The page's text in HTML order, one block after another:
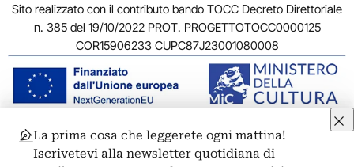
Sito realizzato con il contributo bando TOCC Decreto Direttoriale
n. 385 del 19/10/2022 PROT. PROGETTOTOCC0000125
COR15906233 CUPC87J23001080008
© 2011-2026 ARTRIBUNE srl – Corso Vittorio Emanuele II, 287 –
00186 Roma - P.I. 11381581005
La prima cosa che leggerete ogni mattina!
Iscrivetevi alla newsletter quotidiana di